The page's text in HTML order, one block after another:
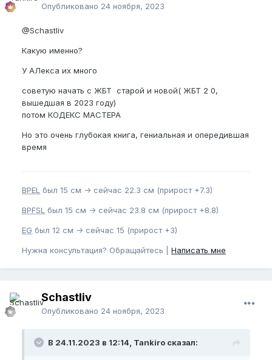
Опубликовано 24 ноября, 2023
@Schastliv
Какую именно?
У АЛекса их много
советую начать с ЖБТ старой и новой( ЖБТ 2 0,
вышедшая в 2023 году)
потом КОДЕКС МАСТЕРА
Но это очень глубокая книга, гениальная и опередившая
время
BPEL был 15 см -> сейчас 22.3 см (прирост +7.3)
BPFSL был 15 см -> сейчас 23.8 см (прирост +8.8)
EG был 12 см -> сейчас 15 (прирост +3)
Нужна консультация? Обращайтесь | Написать мне
Schastliv
Опубликовано 24 ноября, 2023
В 24.11.2023 в 12:14, Tankiro сказал: